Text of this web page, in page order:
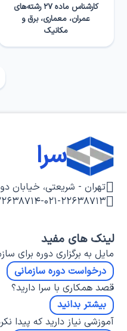
کارشناس ماده ۲۷ رشته‌های
عمران، معماری، برق و
مکانیک
سرا
تهران - شریعتی، خیابان
۰۲۱-۲۲۶۳۸۷۱۳-۰۲۱-
لینک های مفید
مایل به برگزاری دوره برای
درخواست دوره سازمانی
قصد همکاری با سرا دارید؟
بیشتر بدانید
آموزشی نیاز دارید که پیدا